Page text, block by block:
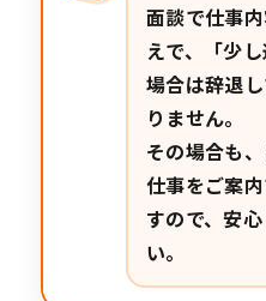
面談で仕事
えで、「少
場合は辞退
りません。
その場合も
仕事をご案
すので、安
い。